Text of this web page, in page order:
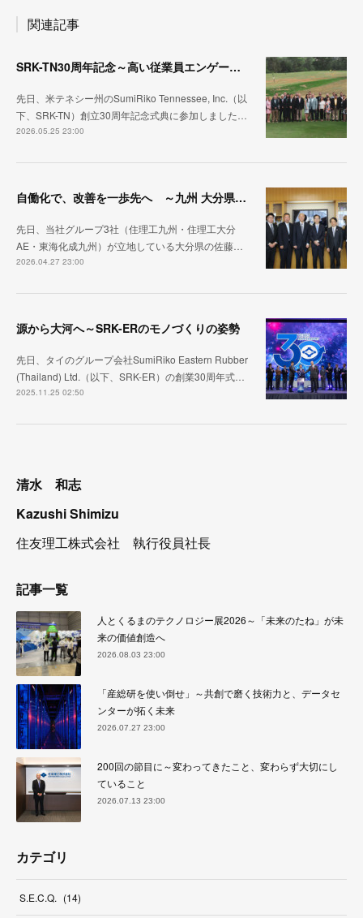
関連記事
SRK-TN30周年記念～高い従業員エンゲージメントと組織の競争力
先日、米テネシー州のSumiRiko Tennessee, Inc.（以
下、SRK-TN）創立30周年記念式典に参加しました…
2026.05.25 23:00
自働化で、改善を一歩先へ ～九州 大分県訪問～
先日、当社グループ3社（住理工九州・住理工大分
AE・東海化成九州）が立地している大分県の佐藤…
2026.04.27 23:00
源から大河へ～SRK-ERのモノづくりの姿勢
先日、タイのグループ会社SumiRiko Eastern Rubber
(Thailand) Ltd.（以下、SRK-ER）の創業30周年式…
2025.11.25 02:50
清水 和志
Kazushi Shimizu
住友理工株式会社 執行役員社長
記事一覧
人とくるまのテクノロジー展2026～「未来のたね」が未
来の価値創造へ
2026.08.03 23:00
「産総研を使い倒せ」～共創で磨く技術力と、データセ
ンターが拓く未来
2026.07.27 23:00
200回の節目に～変わってきたこと、変わらず大切にし
ていること
2026.07.13 23:00
カテゴリ
S.E.C.Q. (14)